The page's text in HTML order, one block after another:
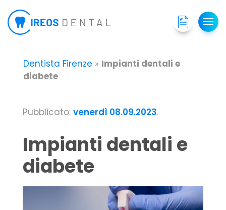
Dentista Firenze » Impianti dentali e
diabete
Pubblicato: venerdì 08.09.2023.
Impianti dentali e
diabete